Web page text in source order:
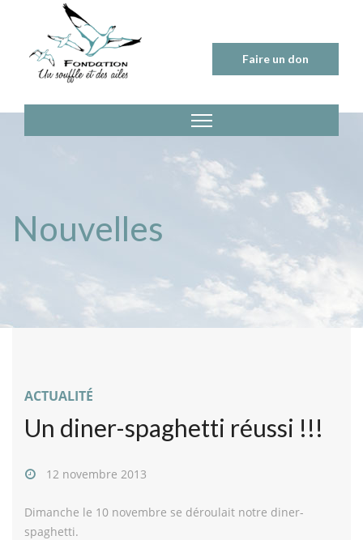
content
Faire un don
Nouvelles
ACTUALITÉ
Un diner-spaghetti réussi !!!
12 novembre 2013
Dimanche le 10 novembre se déroulait notre diner-
spaghetti.